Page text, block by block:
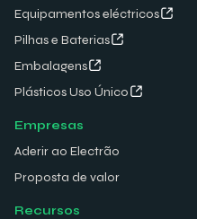
Equipamentos eléctricos
Pilhas e Baterias
Embalagens
Plásticos Uso Único
Empresas
Aderir ao Electrão
Proposta de valor
Recursos